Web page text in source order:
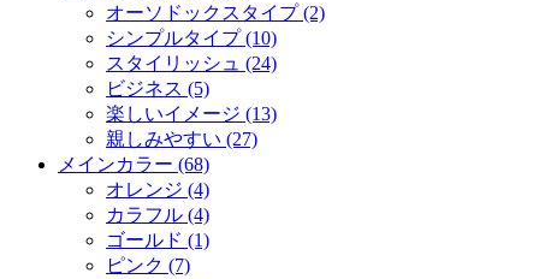
オーソドックスタイプ (2)
シンプルタイプ (10)
スタイリッシュ (24)
ビジネス (5)
楽しいイメージ (13)
親しみやすい (27)
メインカラー (68)
オレンジ (4)
カラフル (4)
ゴールド (1)
ピンク (7)